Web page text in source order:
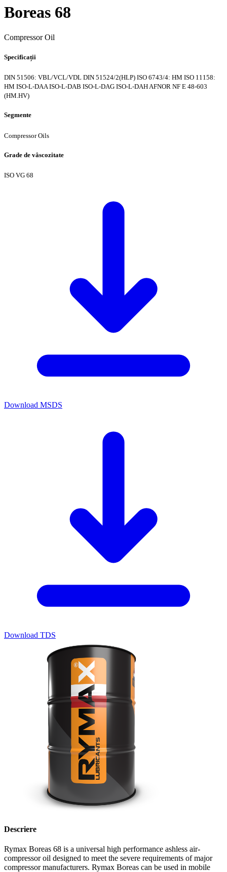
Boreas 68
Compressor Oil
Specificații
DIN 51506: VBL/VCL/VDL DIN 51524/2(HLP) ISO 6743/4: HM ISO 11158:
HM ISO-L-DAAISO-L-DAB ISO-L-DAG ISO-L-DAHAFNOR NF E 48-603
(HM.HV)
Segmente
Compressor Oils
Grade de vâscozitate
ISO VG 68
Download MSDS
Download TDS
Descriere
Rymax Boreas 68 is a universal high performance ashless air-
compressor oil designed to meet the severe requirements of major
compressor manufacturers. Rymax Boreas can be used in mobile